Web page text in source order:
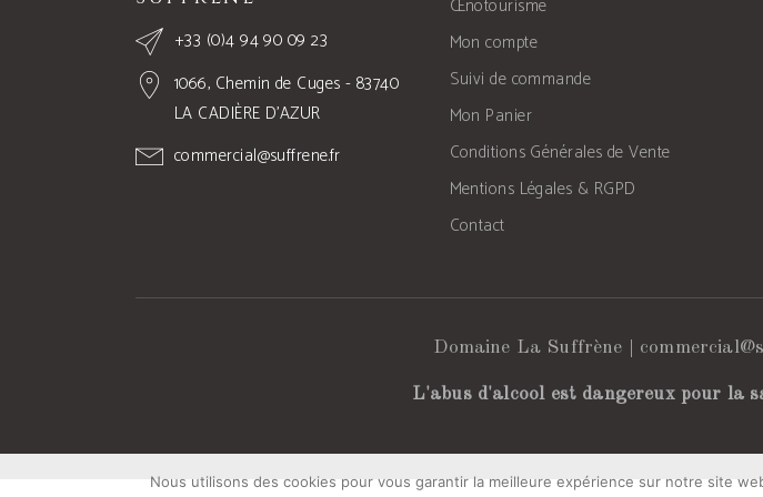
+33 (0)4 94 90 09 23
1066, Chemin de Cuges - 83740
LA CADIÈRE D’AZUR
commercial@suffrene.fr
Œnotourisme
Mon compte
Suivi de commande
Mon Panier
Conditions Générales de Vente
Mentions Légales & RGPD
Contact
Domaine La Suffrène |
L'abus d'alcool est dangereux pour la
Nous utilisons des cookies pour vous garantir la meilleure expérience sur notre site